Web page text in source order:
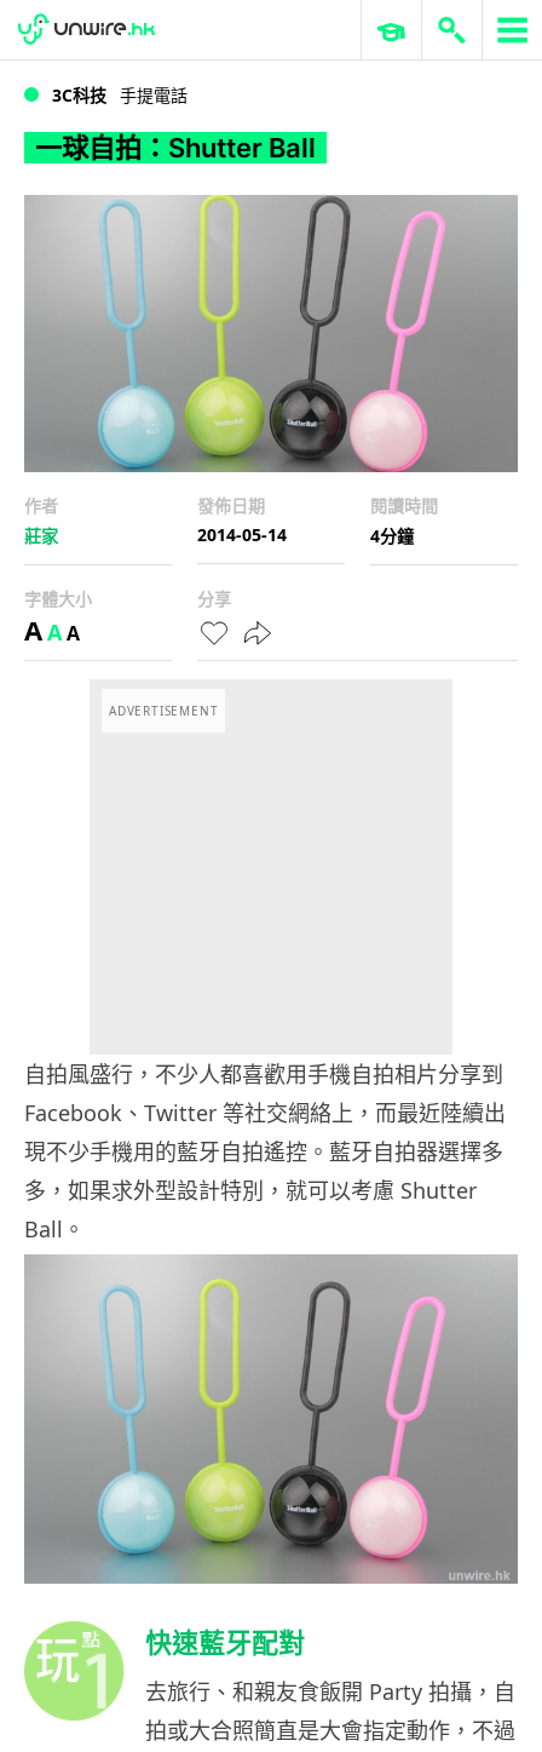
一球自拍：Shutter Ball
WWDC 2026 ERP 與商業 AI
3C科技 手提電話
一球自拍：Shutter Ball
作者
莊家
發佈日期
2014-05-14
閱讀時間
4分鐘
字體大小
AAA
分享
ADVERTISEMENT
自拍風盛行，不少人都喜歡用手機自拍相片分享到
Facebook、Twitter 等社交網絡上，而最近陸續出
現不少手機用的藍牙自拍遙控。藍牙自拍器選擇多
多，如果求外型設計特別，就可以考慮 Shutter
Ball。
快速藍牙配對
去旅行、和親友食飯開 Party 拍攝，自
拍或大合照簡直是大會指定動作，不過